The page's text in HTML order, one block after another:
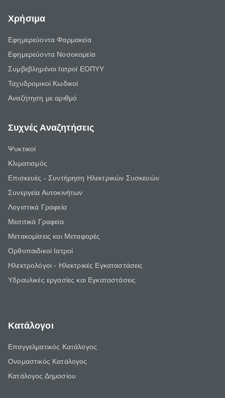
Χρήσιμα
Εφημερεύοντα Φαρμακεία
Εφημερεύοντα Νοσοκομεία
Συμβεβλημένοι Ιατροί ΕΟΠΥΥ
Ταχυδρομικοί Κωδικοί
Αναζήτηση με αριθμό
Συχνές Αναζητήσεις
Ψυκτικοί
Κλιματισμός
Επισκευές - Συντήρηση Ηλεκτρικών Συσκευών
Συνεργεία Αυτοκινήτων
Λογιστικά Γραφεία
Μεσιτικά Γραφεία
Μετακομίσεις και Μεταφορές
Ορθοπαιδικοί Ιατροί
Ηλεκτρολόγοι - Ηλεκτρικές Εγκαταστάσεις
Υδραυλικές εργασίες και Εγκαταστάσεις
Κατάλογοι
Επαγγελματικός Κατάλογος
Ονομαστικός Κατάλογος
Κατάλογος Δημοσίου